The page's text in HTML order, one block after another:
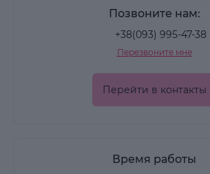
Позвоните нам:
+38(093) 995-47-38
Перезвоните мне
Перейти в контакты
Время работы